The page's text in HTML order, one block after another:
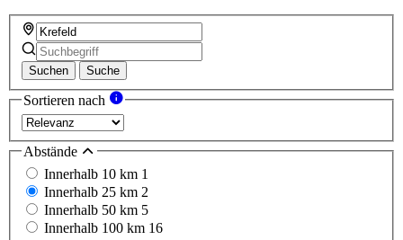
Suchen Suche
Sortieren nach
Abstände
Innerhalb 10 km 1
Innerhalb 25 km 2
Innerhalb 50 km 5
Innerhalb 100 km 16